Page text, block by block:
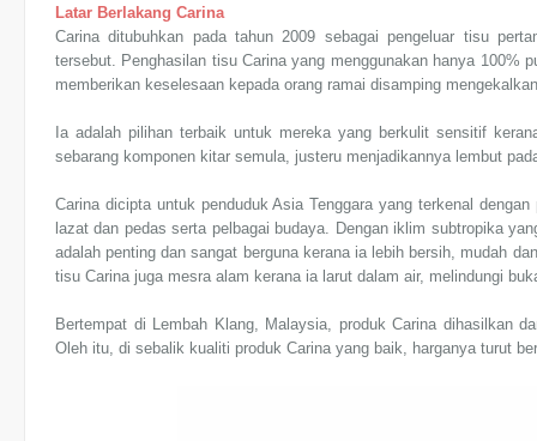
Latar Berlakang Carina
Carina ditubuhkan pada tahun 2009 sebagai pengeluar tisu
tersebut. Penghasilan tisu Carina yang menggunakan hanya 100%
memberikan keselesaan kepada orang ramai disamping
Ia adalah pilihan terbaik untuk mereka yang berkulit sensitif
sebarang komponen kitar semula, justeru menjadikannya lembut
Carina dicipta untuk penduduk Asia Tenggara yang terkenal
lazat dan pedas serta pelbagai budaya. Dengan iklim subtropika
adalah penting dan sangat berguna kerana ia lebih bersih, mudah
tisu Carina juga mesra alam kerana ia larut dalam air, melindungi
Bertempat di Lembah Klang, Malaysia, produk Carina dihasilkan
Oleh itu, di sebalik kualiti produk Carina yang baik, harganya turut